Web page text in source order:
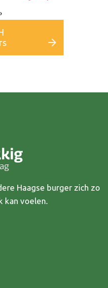
›
Haagse burger zich zo
kan voelen.